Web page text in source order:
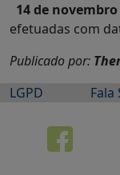
14 de novembro
efetuadas com
Publicado por:
LGPD
Fala